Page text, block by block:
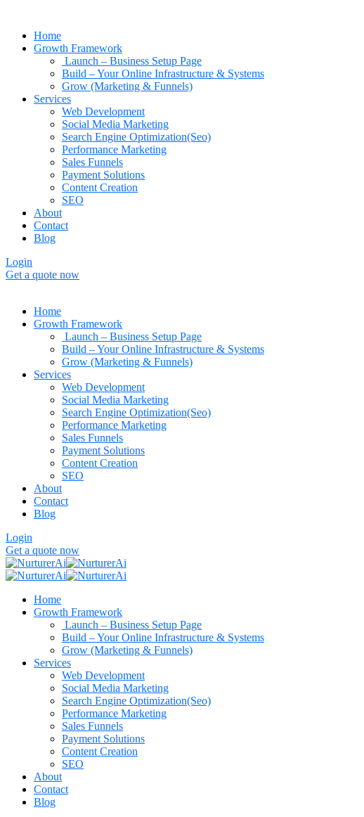
Home
Growth Framework
Launch – Business Setup Page
Build – Your Online Infrastructure & Systems
Grow (Marketing & Funnels)
Services
Web Development
Social Media Marketing
Search Engine Optimization(Seo)
Performance Marketing
Sales Funnels
Payment Solutions
Content Creation
SEO
About
Contact
Blog
Login
Get a quote now
Home
Growth Framework
Launch – Business Setup Page
Build – Your Online Infrastructure & Systems
Grow (Marketing & Funnels)
Services
Web Development
Social Media Marketing
Search Engine Optimization(Seo)
Performance Marketing
Sales Funnels
Payment Solutions
Content Creation
SEO
About
Contact
Blog
Login
Get a quote now
Home
Growth Framework
Launch – Business Setup Page
Build – Your Online Infrastructure & Systems
Grow (Marketing & Funnels)
Services
Web Development
Social Media Marketing
Search Engine Optimization(Seo)
Performance Marketing
Sales Funnels
Payment Solutions
Content Creation
SEO
About
Contact
Blog